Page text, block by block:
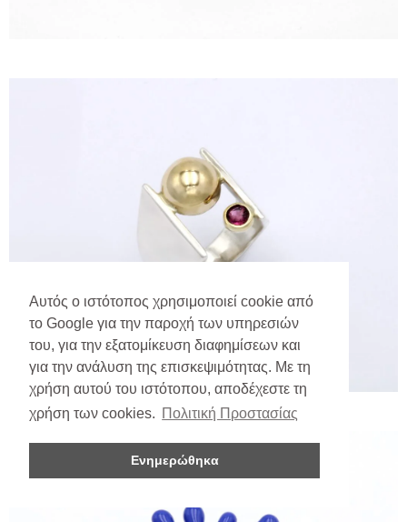
Αυτός ο ιστότοπος χρησιμοποιεί cookie από
το Google για την παροχή των υπηρεσιών
του, για την εξατομίκευση διαφημίσεων και
για την ανάλυση της επισκεψιμότητας. Με τη
χρήση αυτού του ιστότοπου, αποδέχεστε τη
χρήση των cookies. Πολιτική Προστασίας
Ενημερώθηκα